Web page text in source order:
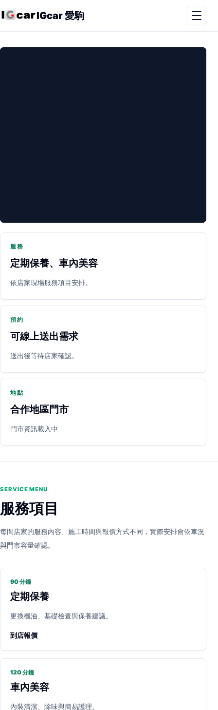
IGcar 愛駒
PARTNER SHOP
立即預約 開啟地圖 其他店家
服務
定期保養、車內美容
依店家現場服務項目安排。
預約
可線上送出需求
送出後等待店家確認。
地點
合作地區門市
門市資訊載入中
SERVICE MENU
服務項目
每間店家的服務內容、施工時間與報價方式不同，實際安排會依車況
與門市容量確認。
90 分鐘
定期保養
更換機油、基礎檢查與保養建議。
到店報價
120 分鐘
車內美容
內裝清潔、除味與簡易護理。